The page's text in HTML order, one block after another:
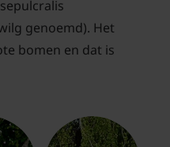
genoemd). Het
bomen en dat is